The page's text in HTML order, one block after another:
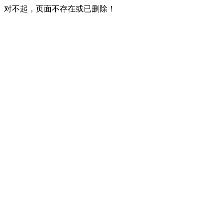
对不起，页面不存在或已删除！